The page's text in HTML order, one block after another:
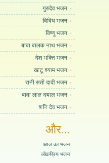
गुरुदेव भजन
विविध भजन
विष्णु भजन
बाबा बालक नाथ भजन
देश भक्ति भजन
खाटू श्याम भजन
रानी सती दादी भजन
बावा लाल दयाल भजन
शनि देव भजन
और...
आज का भजन
लोकप्रिय भजन